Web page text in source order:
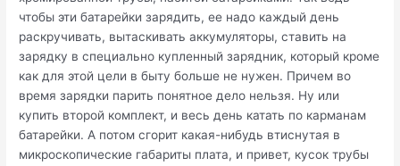
чтобы эти батарейки зарядить, ее надо каждый день
раскручивать, вытаскивать аккумуляторы, ставить на
зарядку в специально купленный зарядник, который кроме
как для этой цели в быту больше не нужен. Причем во
время зарядки парить понятное дело нельзя. Ну или
купить второй комплект, и весь день катать по карманам
батарейки. А потом сгорит какая-нибудь втиснутая в
микроскопические габариты плата, и привет, кусок трубы